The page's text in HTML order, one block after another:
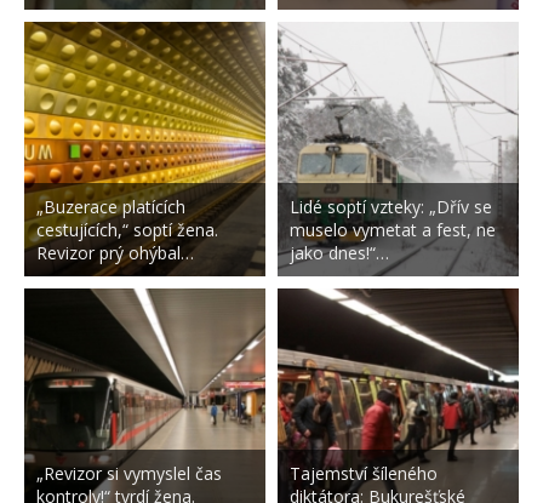
„Buzerace platících
cestujících,“ soptí žena.
Revizor prý ohýbal…
„Revizor si vymyslel čas
kontroly!“ tvrdí žena.
Lidé soptí vzteky: „Dřív se
muselo vymetat a fest, ne
jako dnes!“…
Tajemství šíleného
diktátora: Bukurešťské